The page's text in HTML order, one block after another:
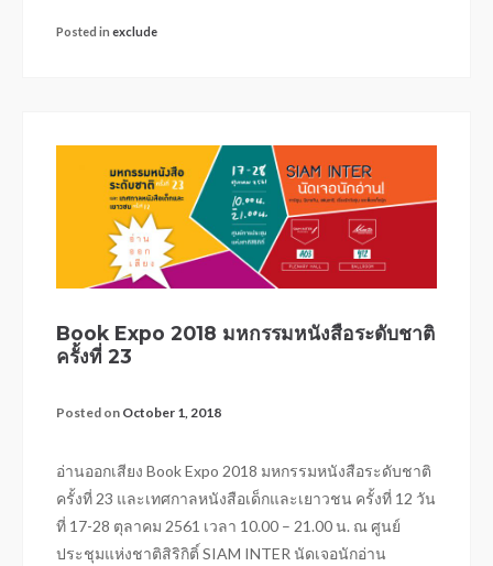
Posted in exclude
Book Expo 2018 มหกรรมหนังสือระดับชาติ
ครั้งที่ 23
Posted on October 1, 2018
อ่านออกเสียง Book Expo 2018 มหกรรมหนังสือระดับชาติ
ครั้งที่ 23 และเทศกาลหนังสือเด็กและเยาวชน ครั้งที่ 12 วัน
ที่ 17-28 ตุลาคม 2561 เวลา 10.00 – 21.00 น. ณ ศูนย์
ประชุมแห่งชาติสิริกิติ์ SIAM INTER นัดเจอนักอ่าน